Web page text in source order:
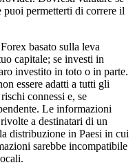
permetterti di correre il
basato sulla leva
capitale; se investi in
investito in toto o in parte.
essere adatti a tutti gli
connessi e, se
Le informazioni
a destinatari di un
distribuzione in Paesi in cui
sarebbe incompatibile